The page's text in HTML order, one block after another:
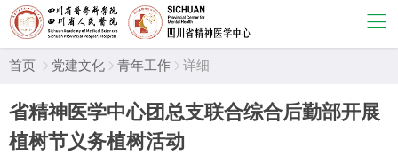
首页  党建文化  青年工作  详细
省精神医学中心团总支联合综合后勤部开展
植树节义务植树活动